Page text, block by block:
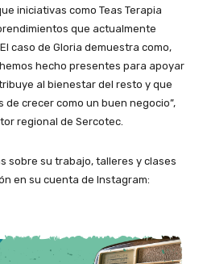
iniciativas como Teas Terapia
que actualmente
caso de Gloria demuestra como,
hecho presentes para apoyar
al bienestar del resto y que
crecer como un buen negocio”,
regional de Sercotec.
sobre su trabajo, talleres y clases
en su cuenta de Instagram: